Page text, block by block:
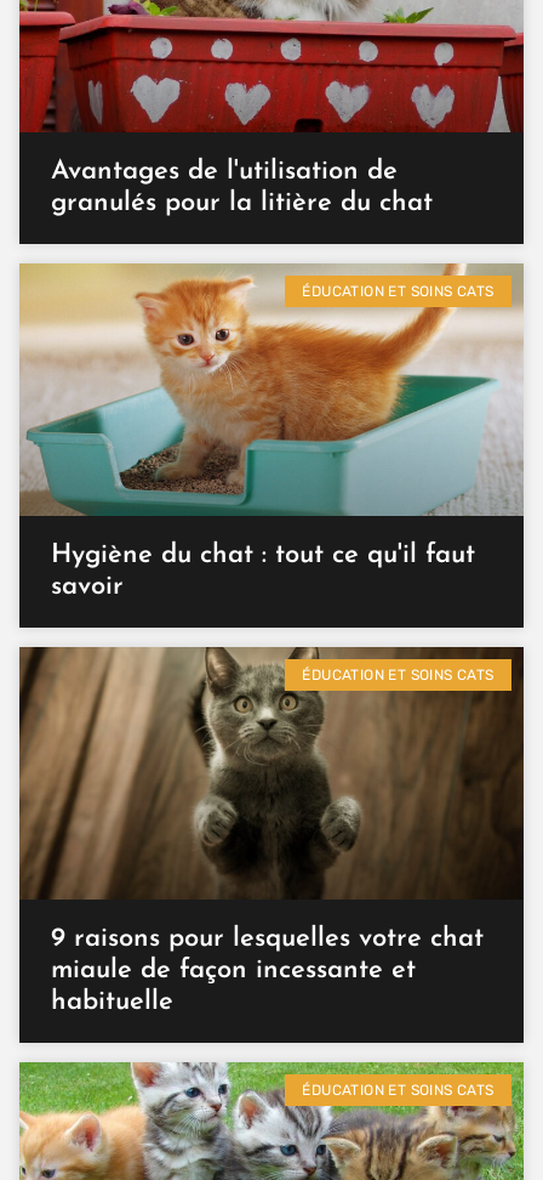
Avantages de l'utilisation de
granulés pour la litière du chat
ÉDUCATION ET SOINS CATS
Hygiène du chat : tout ce qu'il faut
savoir
ÉDUCATION ET SOINS CATS
9 raisons pour lesquelles votre chat
miaule de façon incessante et
habituelle
ÉDUCATION ET SOINS CATS